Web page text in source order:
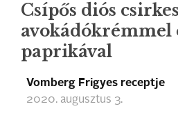
Csípős diós
avokádókrémmel
paprikával
Vomberg Frigyes receptje
2020. augusztus 3.